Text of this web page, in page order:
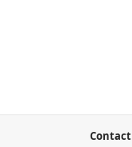
Contact